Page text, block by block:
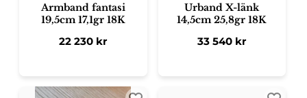
Armband fantasi
19,5cm 17,1gr 18K
22 230 kr
Urband X-länk
14,5cm 25,8gr 18K
33 540 kr